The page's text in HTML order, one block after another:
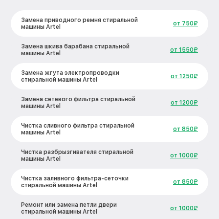
Замена приводного ремня стиральной
машины Artel
от 750₽
Замена шкива барабана стиральной
машины Artel
от 1550₽
Замена жгута электропроводки
стиральной машины Artel
от 1250₽
Замена сетевого фильтра стиральной
машины Artel
от 1200₽
Чистка сливного фильтра стиральной
машины Artel
от 850₽
Чистка разбрызгивателя стиральной
машины Artel
от 1000₽
Чистка заливного фильтра-сеточки
стиральной машины Artel
от 850₽
Ремонт или замена петли двери
стиральной машины Artel
от 1000₽